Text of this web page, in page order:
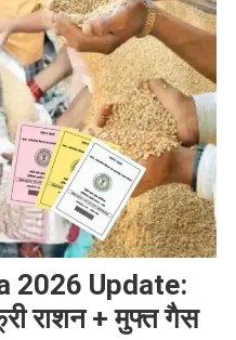
2026 Update:
राशन + मुफ्त गैस